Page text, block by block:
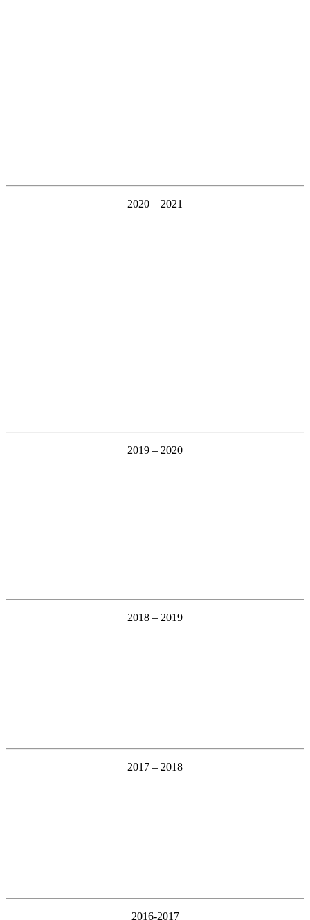
2020 – 2021
2019 – 2020
2018 – 2019
2017 – 2018
2016-2017